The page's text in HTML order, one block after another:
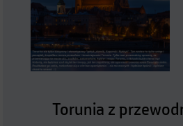
Torunia z